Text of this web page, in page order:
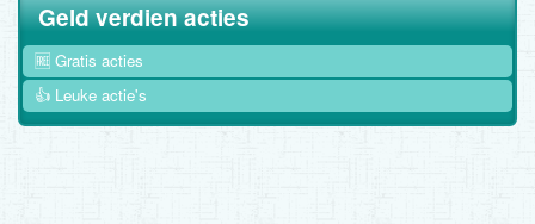
Geld verdien acties
🆓 Gratis acties
👍 Leuke actie's